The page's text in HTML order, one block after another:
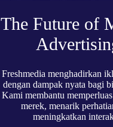
The Future of
Freshmedia menghadirkan
dengan dampak nyata bagi
Kami membantu
merek, menarik
meningkatkan